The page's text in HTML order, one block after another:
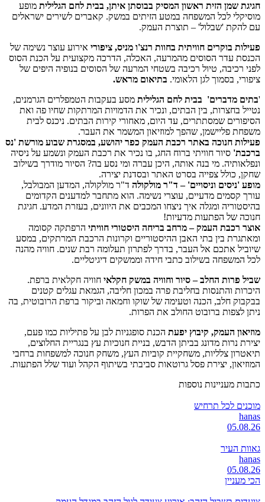
חגיגת שמן הזית ראשון המסיק בבוסתן איתן, בבית לחם הגלילית מופע
מוסיקלי לכל המשפחה במטע הזיתים במשק. קאברים לשירים ישראלים
עם להקת 'שבלול' – תוצרת העמק.
פעילות בוקרים חוויתית בחוות רנצ'ו מניס, ציפורי אירוע עוצר נשימה של
הכנסת עדר הסוסים מהמרעה, האכלה, הדרכה מקצועית על הכנת הסוס
לפני רכיבה, טיול רכיבה בשטחי המרעה של הסוסים בנופיה היפים של
ציפורי, בסמוך לגן הלאומי. בתיאום מראש.
'בתים מדברים' בבית לחם הגלילית מסע בעקבות הטמפלרים הגרמנים,
נטייל בחצרות, בין הבתים, ונכיר את הדמויות המרתקות שחיו פה ואת
הסיפורים שמסתתרים, עד היום, מאחורי קירות הבתים. ניכנס לבית
משפחת פליישמן, שהפך למוזיאון המשמר את העבר.
פעילות חנוכה באתר רכבת העמק כפר יהושע, במסגרת שבוע מורשת 'נס
ברכבת' סיור חוויתי ברוח החג, בו נכיר את רכבת העמק ונשמע על ניסיה
ונפלאותיה. מי בנה אותה, היכן עברה ומי נסע בה? הסיור מודרך בשילוב
שחקן, כולל צפייה בסרט האתר ובסדנת יצירה.
מופע 'ניסים וניסויים' – ד"ר מולקולה ד"ר מולקולה, המדען המבולבל,
עורך קסמים מדעיים, עוצרי נשימה. הוא מתחבר למדענים הקדומים
בהיסטוריה ומגלה איך ניצחו המכבים את היוונים, בעזרת המדע. חגיגת
חנוכה של הפתעות מדעיות!
אוצר רכבת העמק – מרחב בריחה היסטורי חוויתי הרפתקה קסומה
ומאתגרת בין בתי האבן ההיסטוריים וקרונות הרכבת המרתקים, במסע
שיוביל אתכם אל העבר, בדרך לפתרון תעלומה רבת שנים. חוויה מהנה
לכל המשפחה בשילוב כתבי חידה וממשקים דיגיטליים.
שביל פרות החלב – סיור וחוויה במשק חקלאי חוויה חקלאית ברפת.
היכרות והתנסות בחליבת פרה במכון חליבה, הגמאת עגלים קטנים
בבקבוק חלב, הכנה וטעימה של שוקו וחמאה וביקור ברפת הרובוטית, בה
ניתן לצפות ברובוט החולב את הפרות.
מוזיאון העמק, קיבוץ יפעת הכנת סופגניות לבן על פתיליות כמו פעם,
יצירת נרות מדונג בביתן הדבש, בניית חנוכיות עץ בנגריית החלוצים,
תיאטרון צלליות, משחקיית קוביות העץ, משחק חנוכה למשפחות ברחבי
המוזיאון, יצירת פסל גרוטאות סביבתי בשיתוף הקהל ועוד שלל הפתעות.
כתבות מעניינות נוספות
מוכנים לכל תרחיש
hanas
05.08.26
גאוות העיר
hanas
05.08.26
הכי מעניין